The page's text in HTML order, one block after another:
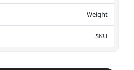
Weight
SKU